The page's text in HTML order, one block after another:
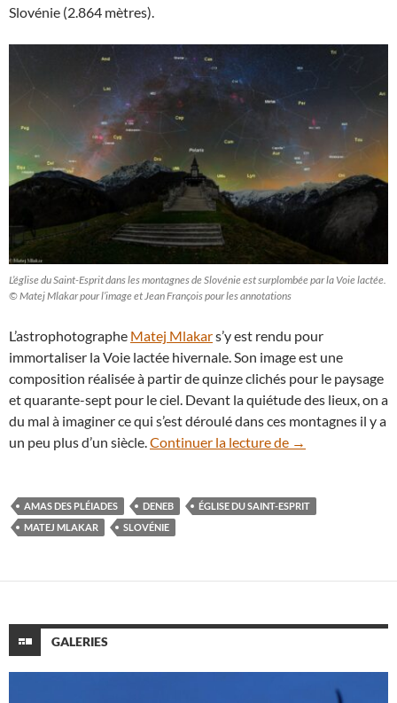
Slovénie (2.864 mètres).
L’église du Saint-Esprit dans les montagnes de Slovénie est surplombée par la Voie lactée.
© Matej Mlakar pour l’image et Jean François pour les annotations
L’astrophotographe Matej Mlakars’y est rendu pour
immortaliser la Voie lactée hivernale. Son image est une
composition réalisée à partir de quinze clichés pour le paysage
et quarante-sept pour le ciel. Devant la quiétude des lieux, on a
du mal à imaginer ce qui s’est déroulé dans ces montagnes il y a
un peu plus d’un siècle.Continuer la lecture de En Slovénie, la
→
AMAS DES PLÉIADES DENEB
ÉGLISE DU SAINT-ESPRIT
MATEJ MLAKAR
SLOVÉNIE
GALERIES